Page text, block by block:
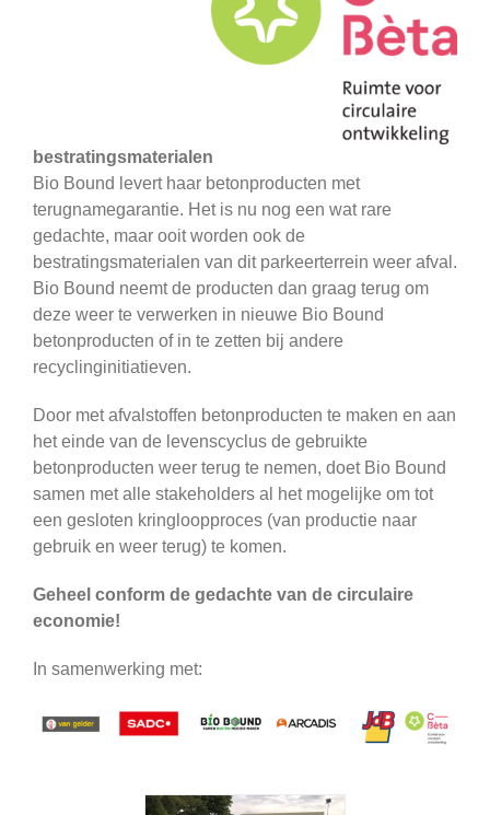
bestratingsmaterialen
Bio Bound levert haar betonproducten met
terugnamegarantie. Het is nu nog een wat rare
gedachte, maar ooit worden ook de
bestratingsmaterialen van dit parkeerterrein weer afval.
Bio Bound neemt de producten dan graag terug om
deze weer te verwerken in nieuwe Bio Bound
betonproducten of in te zetten bij andere
recyclinginitiatieven.
Door met afvalstoffen betonproducten te maken en aan
het einde van de levenscyclus de gebruikte
betonproducten weer terug te nemen, doet Bio Bound
samen met alle stakeholders al het mogelijke om tot
een gesloten kringloopproces (van productie naar
gebruik en weer terug) te komen.
Geheel conform de gedachte van de circulaire
economie!
In samenwerking met: